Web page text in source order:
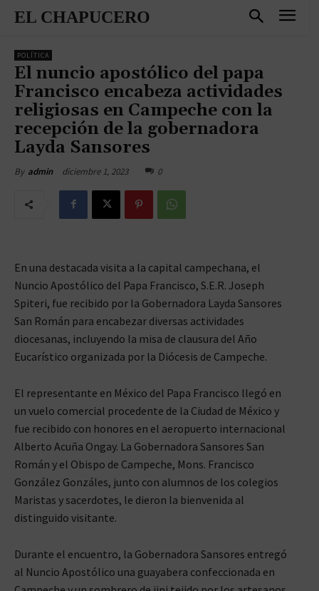
EL CHAPUCERO
POLÍTICA
El nuncio apostólico del papa
Francisco encabeza actividades
religiosas en Campeche con la
recepción de la gobernadora
Layda Sansores
By admin diciembre 1, 2023 0
En una destacada visita a la capital campechana, el
Nuncio Apostólico del Papa Francisco, S.E.R. Joseph
Spiteri, fue recibido por la Gobernadora Layda Sansores
San Román para encabezar diversas actividades
diocesanas, incluyendo la misa de clausura del Año
Eucarístico organizada por la Diócesis de Campeche.
El representante en México del Papa Francisco llegó en
un vuelo comercial procedente de la Ciudad de México y
fue recibido con honores en el aeropuerto internacional
Alberto Acuña Ongay. La Gobernadora Sansores San
Román y el Obispo de Campeche, Mons. Francisco
González Gonzáles, junto con alumnos de los colegios
Maristas y sacerdotes, le dieron la bienvenida al
distinguido visitante.
Durante el encuentro, la Gobernadora Sansores entregó
al Nuncio Apostólico una guayabera confeccionada en